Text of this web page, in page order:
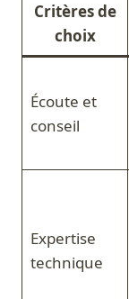
Critères de
choix
Écoute et
conseil
Expertise
technique